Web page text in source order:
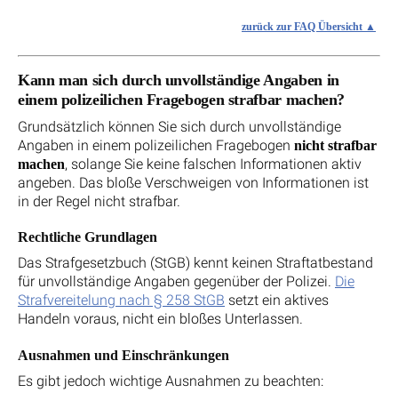
zurück zur FAQ Übersicht
Kann man sich durch unvollständige Angaben in
einem polizeilichen Fragebogen strafbar machen?
Grundsätzlich können Sie sich durch unvollständige
Angaben in einem polizeilichen Fragebogen nicht strafbar
machen, solange Sie keine falschen Informationen aktiv
angeben. Das bloße Verschweigen von Informationen ist
in der Regel nicht strafbar.
Rechtliche Grundlagen
Das Strafgesetzbuch (StGB) kennt keinen Straftatbestand
für unvollständige Angaben gegenüber der Polizei. Die
Strafvereitelung nach § 258 StGB setzt ein aktives
Handeln voraus, nicht ein bloßes Unterlassen.
Ausnahmen und Einschränkungen
Es gibt jedoch wichtige Ausnahmen zu beachten: